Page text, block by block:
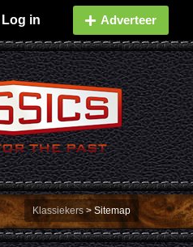
Log in Adverteer
Klassiekers > Sitemap